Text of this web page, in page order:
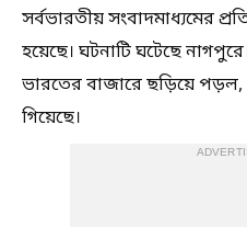
সর্বভারতীয় সংবাদমাধ্যমের
হয়েছে। ঘটনাটি ঘটেছে
ভারতের বাজারে ছড়িয়ে
গিয়েছে।